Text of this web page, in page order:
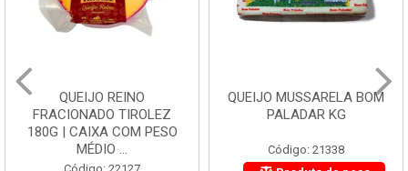
QUEIJO REINO
FRACIONADO TIROLEZ
180G | CAIXA COM PESO
MÉDIO ...
QUEIJO MUSSARELA BOM
PALADAR KG
Código: 21338